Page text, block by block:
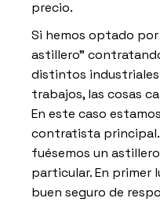
precio.
Si hemos optado
astillero”
distintos industriales
trabajos, las cosas
En este caso
contratista principal.
fuésemos un
particular. En primer
buen seguro de